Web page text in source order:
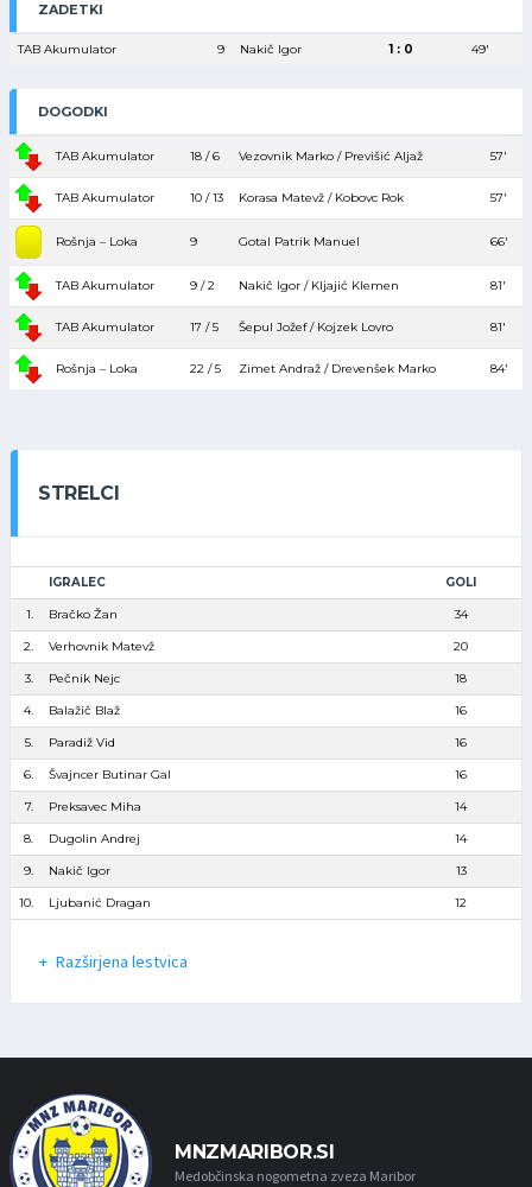
ZADETKI
TAB Akumulator 9 Nakič Igor 1 : 0 49′
DOGODKI
TAB Akumulator 18 / 6 Vezovnik Marko / Previšić Aljaž 57′
TAB Akumulator 10 / 13 Korasa Matevž / Kobovc Rok 57′
Rošnja – Loka 9 Gotal Patrik Manuel 66′
TAB Akumulator 9 / 2 Nakič Igor / Kljajić Klemen 81′
TAB Akumulator 17 / 5 Šepul Jožef / Kojzek Lovro 81′
Rošnja – Loka 22 / 5 Zimet Andraž / Drevenšek Marko 84′
STRELCI
IGRALEC GOLI
1. Bračko Žan 34
2. Verhovnik Matevž 20
3. Pečnik Nejc 18
4. Balažič Blaž 16
5. Paradiž Vid 16
6. Švajncer Butinar Gal 16
7. Preksavec Miha 14
8. Dugolin Andrej 14
9. Nakič Igor 13
10. Ljubanić Dragan 12
Razširjena lestvica
MNZMARIBOR.SI
Medobčinska nogometna zveza Maribor